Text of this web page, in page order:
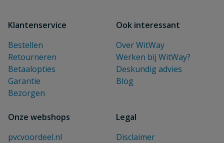
Klantenservice
Bestellen
Retourneren
Betaalopties
Garantie
Bezorgen
Ook interessant
Over WitWay
Werken bij WitWay?
Deskundig advies
Blog
Onze webshops
pvcvoordeel.nl
Legal
Disclaimer